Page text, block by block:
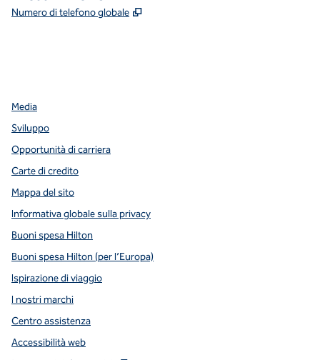
Numero di telefono globale ,
Media
Sviluppo
Opportunità di carriera
Carte di credito
Mappa del sito
Informativa globale sulla privacy
Buoni spesa Hilton
Buoni spesa Hilton (per l’Europa)
Ispirazione di viaggio
I nostri marchi
Centro assistenza
Accessibilità web